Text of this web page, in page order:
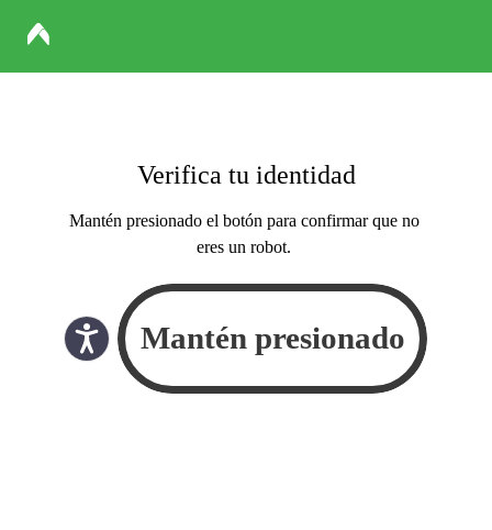
Verifica tu identidad
Mantén presionado el botón para confirmar que no
eres un robot.